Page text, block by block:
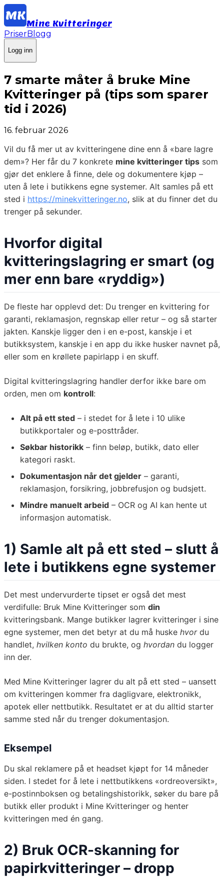
Mine Kvitteringer
PriserBlogg
Logg inn
7 smarte måter å bruke Mine
Kvitteringer på (tips som sparer
tid i 2026)
16. februar 2026
Vil du få mer ut av kvitteringene dine enn å «bare lagre
dem»? Her får du 7 konkrete mine kvitteringer tips som
gjør det enklere å finne, dele og dokumentere kjøp –
uten å lete i butikkens egne systemer. Alt samles på ett
sted i https://minekvitteringer.no, slik at du finner det du
trenger på sekunder.
Hvorfor digital
kvitteringslagring er smart (og
mer enn bare «ryddig»)
De fleste har opplevd det: Du trenger en kvittering for
garanti, reklamasjon, regnskap eller retur – og så starter
jakten. Kanskje ligger den i en e-post, kanskje i et
butikksystem, kanskje i en app du ikke husker navnet på,
eller som en krøllete papirlapp i en skuff.
Digital kvitteringslagring handler derfor ikke bare om
orden, men om kontroll:
Alt på ett sted – i stedet for å lete i 10 ulike
butikkportaler og e-posttråder.
Søkbar historikk – finn beløp, butikk, dato eller
kategori raskt.
Dokumentasjon når det gjelder – garanti,
reklamasjon, forsikring, jobbrefusjon og budsjett.
Mindre manuelt arbeid – OCR og AI kan hente ut
informasjon automatisk.
1) Samle alt på ett sted – slutt å
lete i butikkens egne systemer
Det mest undervurderte tipset er også det mest
verdifulle: Bruk Mine Kvitteringer som din
kvitteringsbank. Mange butikker lagrer kvitteringer i sine
egne systemer, men det betyr at du må huske hvordu
handlet, hvilken konto du brukte, og hvordan du logger
inn der.
Med Mine Kvitteringer lagrer du alt på ett sted – uansett
om kvitteringen kommer fra dagligvare, elektronikk,
apotek eller nettbutikk. Resultatet er at du alltid starter
samme sted når du trenger dokumentasjon.
Eksempel
Du skal reklamere på et headset kjøpt for 14 måneder
siden. I stedet for å lete i nettbutikkens «ordreoversikt»,
e-postinnboksen og betalingshistorikk, søker du bare på
butikk eller produkt i Mine Kvitteringer og henter
kvitteringen med én gang.
2) Bruk OCR-skanning for
papirkvitteringer – dropp